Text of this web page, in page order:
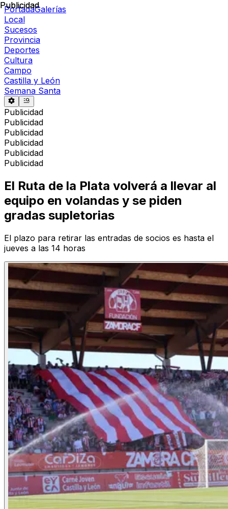
PortadaGalerías
Local
Sucesos
Provincia
Deportes
Cultura
Campo
Castilla y León
Semana Santa
Publicidad
Publicidad
Publicidad
Publicidad
Publicidad
Publicidad
Publicidad
El Ruta de la Plata volverá a llevar al
equipo en volandas y se piden
gradas supletorias
El plazo para retirar las entradas de socios es hasta el
jueves a las 14 horas
Publicidad